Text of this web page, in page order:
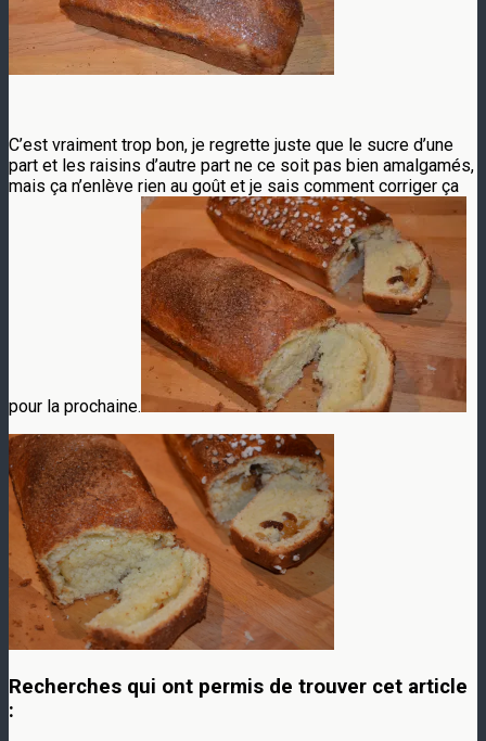
C’est vraiment trop bon, je regrette juste que le sucre d’une
part et les raisins d’autre part ne ce soit pas bien amalgamés,
mais ça n’enlève rien au goût et je sais comment corriger ça
pour la prochaine.
Recherches qui ont permis de trouver cet article
: